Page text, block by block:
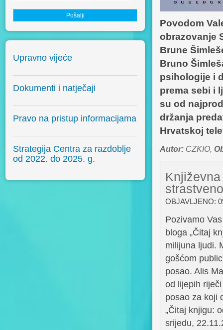
Upravno vijeće
Dokumenti i natječaji
Pravo na pristup informacijama
Strategija Centra za razdoblje
od 2022. do 2025. g.
Povodom
obrazovanje
Brune
Bruno
psihologije i
prema sebi i
su od
držanja
Hrvatskoj
Autor: CZKIO,
OBJAVLJENO:
Pozivamo
bloga „Čitaj
milijuna ljudi.
gošćom
posao. Alis
od lijepih
posao za koji
„Čitaj knjigu:
srijedu,